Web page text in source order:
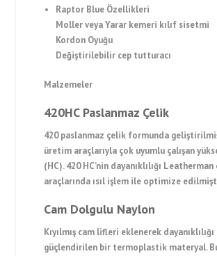
Raptor Blue Özellikleri
Moller veya Yarar kemeri kılıf sisetmi
Kordon Oyuğu
Değiştirilebilir cep tutturacı
Malzemeler
420HC Paslanmaz Çelik
420 paslanmaz çelik formunda
üretim araçlarıyla çok uyumlu çalışan
(HC). 420 HC’nin dayanıklılığı
araçlarında ısıl işlem ile optimize
Cam Dolgulu Naylon
Kıyılmış cam lifleri eklenerek dayanıklılığı
güçlendirilen bir termoplastik materyal.